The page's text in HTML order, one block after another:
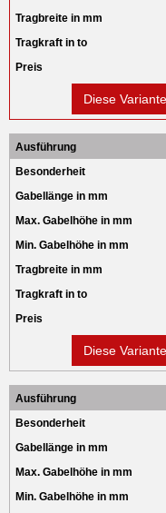
Diese
Diese